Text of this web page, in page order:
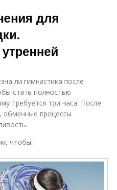
для
ли гимнастика после
стать полностью
требуется три часа. После
обменные процессы
чтобы: